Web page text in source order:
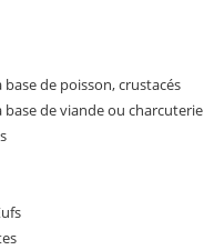
base de poisson, crustacés
base de viande ou charcuterie